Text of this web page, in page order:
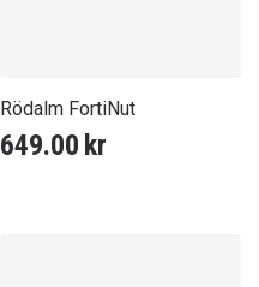
Rödalm FortiNut
649.00 kr